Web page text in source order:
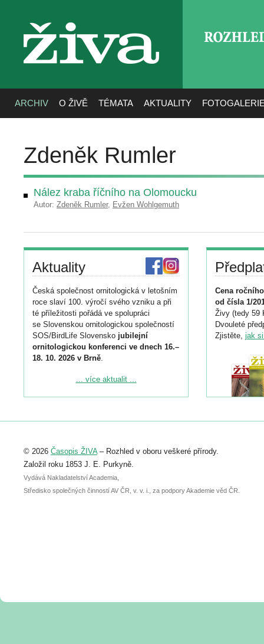
živa
ARCHIV O ŽIVĚ TÉMATA AKTUALITY
Zdeněk Rumler
Nález kraba říčního na Olomoucku
Autor: Zdeněk Rumler, Evžen Wohlgemuth
Aktuality
Česká společnost ornitologická v letošním
roce slaví 100. výročí svého vzniku a při
té příležitosti pořádá ve spolupráci
se Slovenskou ornitologickou společností
SOS/BirdLife Slovensko jubilejní
ornitologickou konferenci ve dnech 16.–
18. 10. 2026 v Brně.
Podrobnější informace ke konferenci
Registrovat se můžete do 6. září.
abstraktu přihlášené přednášky nebo
posteru je už 30. června.
... více aktualit ...
Cena
od čísla 1/
Živy (tedy 59
Dvouleté
Zjistěte, jak
© 2026 Časopis ŽIVA– Rozhled v oboru veškeré přírody.
Založil roku 1853 J. E. Purkyně.
Vydává Nakladatelství Academia,
Středisko společných činností AV ČR, v. v. i., za podpory Akademie věd ČR.